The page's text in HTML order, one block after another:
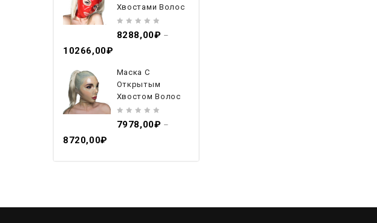
Хвостами Волос
8288,00₽ –
10266,00₽
Маска С
Открытым
Хвостом Волос
7978,00₽ –
8720,00₽